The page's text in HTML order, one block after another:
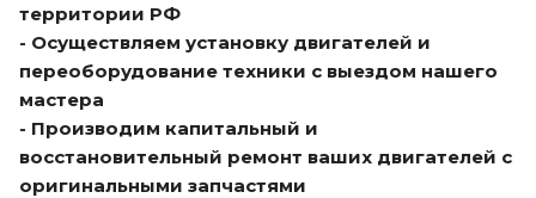
территории РФ
- Осуществляем установку двигателей и
переоборудование техники с выездом нашего
мастера
- Производим капитальный и
восстановительный ремонт ваших двигателей с
оригинальными запчастями